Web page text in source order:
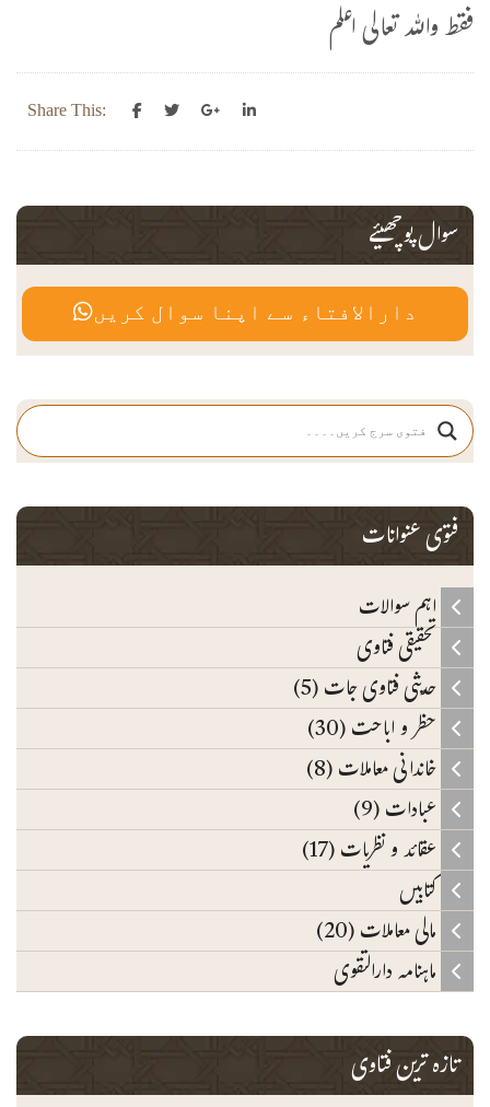
فقط واللہ تعالی اعلم
Share This:
سوال پوچھیئے
دارالافتاء سے اپنا سوال کریں
فتوی عنوانات
اہم سوالات
تحقیقی فتاوی
حدیثی فتاوی جات (5)
حظر و اباحت (30)
خاندانی معاملات (8)
عبادات (9)
عقائد و نظریات (17)
کتابیں
مالی معاملات (20)
ماہنامہ دارالتقوی
تازہ ترین فتاوی